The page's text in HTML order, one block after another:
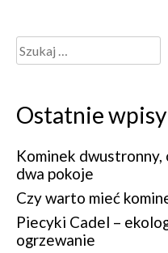
Ostatnie wpisy
Kominek dwustronny,
dwa pokoje
Czy warto mieć
Piecyki Cadel –
ogrzewanie